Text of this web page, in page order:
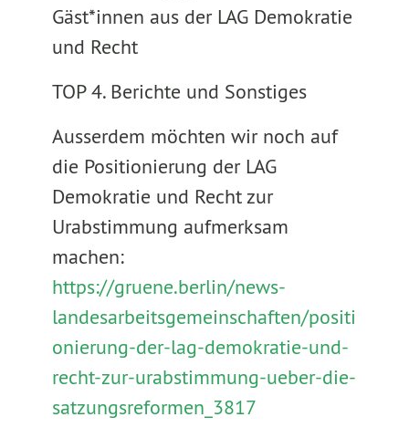
Gäst*innen aus der LAG Demokratie
und Recht
TOP 4. Berichte und Sonstiges
Ausserdem möchten wir noch auf
die Positionierung der LAG
Demokratie und Recht zur
Urabstimmung aufmerksam
machen:
https://gruene.berlin/news-
landesarbeitsgemeinschaften/positi
onierung-der-lag-demokratie-und-
recht-zur-urabstimmung-ueber-die-
satzungsreformen_3817